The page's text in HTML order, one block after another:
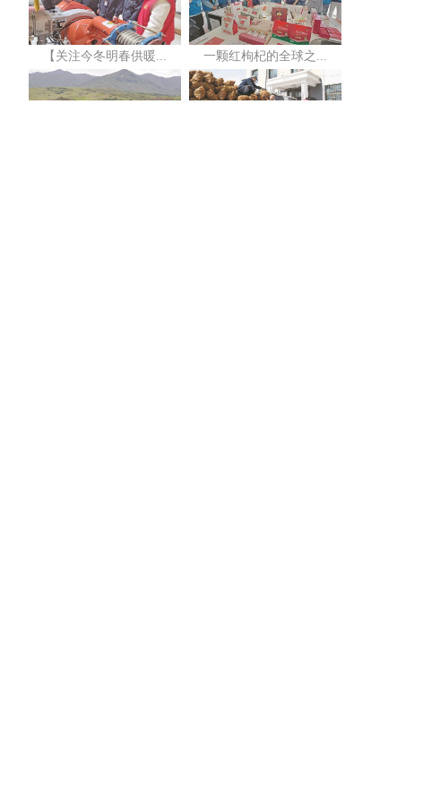
【关注今冬明春供暖... 一颗红枸杞的全球之...